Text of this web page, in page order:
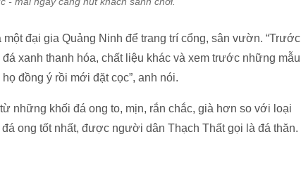
đại gia Quảng Ninh để trang trí cổng, sân vườn. “Trước
xanh thanh hóa, chất liệu khác và xem trước những mẫu
đồng ý rồi mới đặt cọc”, anh nói.
những khối đá ong to, mịn, rắn chắc, già hơn so với loại
ong tốt nhất, được người dân Thạch Thất gọi là đá thăn.